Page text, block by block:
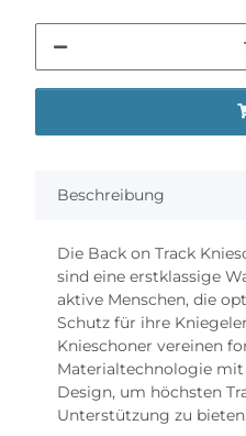
Beschreibung
Die Back on Track
sind eine erstklassige
aktive Menschen, die
Schutz für ihre
Knieschoner vereinen
Materialtechnologie
Design, um höchsten
Unterstützung zu bieten.